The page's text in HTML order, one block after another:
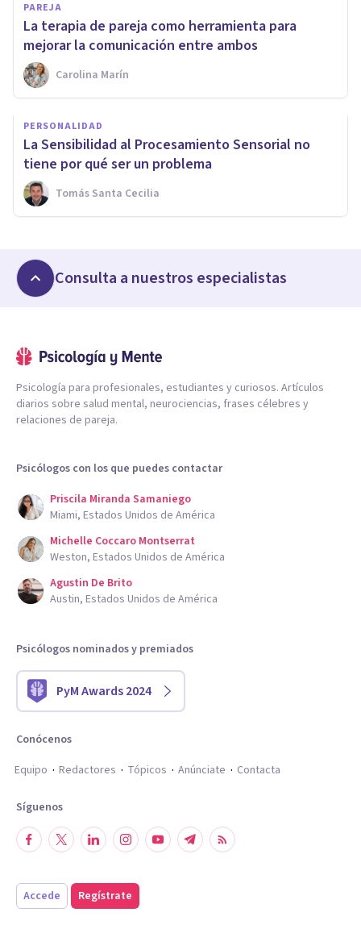
PAREJA
La terapia de pareja como herramienta para
mejorar la comunicación entre ambos
Carolina Marín
PERSONALIDAD
La Sensibilidad al Procesamiento Sensorial no
tiene por qué ser un problema
Tomás Santa Cecilia
Consulta a nuestros especialistas
Psicología para profesionales, estudiantes y curiosos. Artículos
diarios sobre salud mental, neurociencias, frases célebres y
relaciones de pareja.
Psicólogos con los que puedes contactar
Priscila Miranda Samaniego
Miami, Estados Unidos de América
Michelle Coccaro Montserrat
Weston, Estados Unidos de América
Agustin De Brito
Austin, Estados Unidos de América
Psicólogos nominados y premiados
PyM Awards 2024
Conócenos
Equipo
Redactores Tópicos Anúnciate Contacta
Síguenos
Accede Regístrate